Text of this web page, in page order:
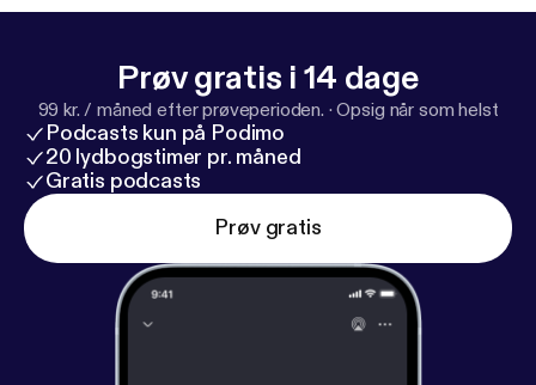
Prøv gratis i 14 dage
99 kr. / måned efter prøveperioden. ·Opsig når som helst
Podcasts kun på Podimo
20 lydbogstimer pr. måned
Gratis podcasts
Prøv gratis